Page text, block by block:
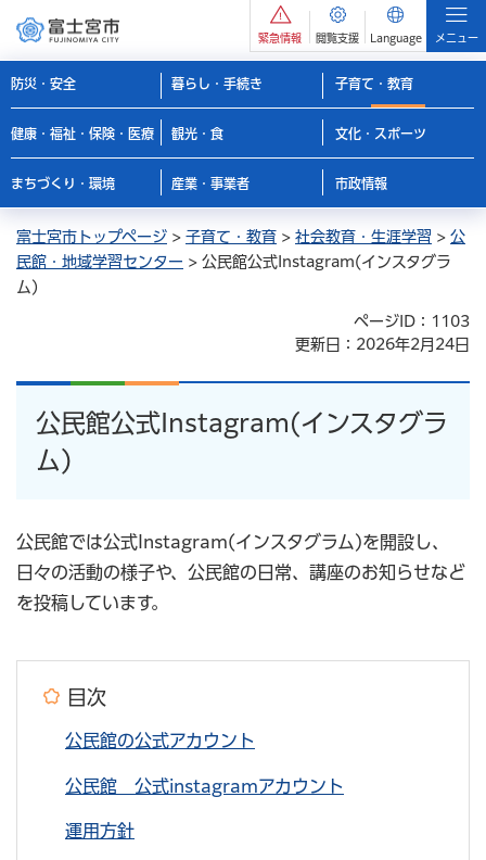
緊急情報 閲覧支援 Language メニュー
防災・安全 暮らし・手続き 子育て・教育
健康・福祉・保険・医療 観光・食 文化・スポーツ
まちづくり・環境 産業・事業者 市政情報
富士宮市トップページ > 子育て・教育 > 社会教育・生涯学習 > 公
民館・地域学習センター > 公民館公式Instagram(インスタグラ
ム)
ページID：1103
更新日：2026年2月24日
公民館公式Instagram(インスタグラ
ム)
公民館では公式Instagram(インスタグラム)を開設し、
日々の活動の様子や、公民館の日常、講座のお知らせなど
を投稿しています。
目次
公民館の公式アカウント
公民館 公式instagramアカウント
運用方針